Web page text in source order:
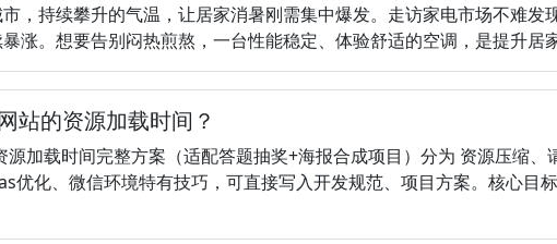
，持续攀升的气温，让居家消暑刚需集中爆发。走访家电市场不难发
涨。想要告别闷热煎熬，一台性能稳定、体验舒适的空调，是提升居
站的资源加载时间？
加载时间完整方案（适配答题抽奖+海报合成项目）分为 资源压缩、
优化、微信环境特有技巧，可直接写入开发规范、项目方案。核心目